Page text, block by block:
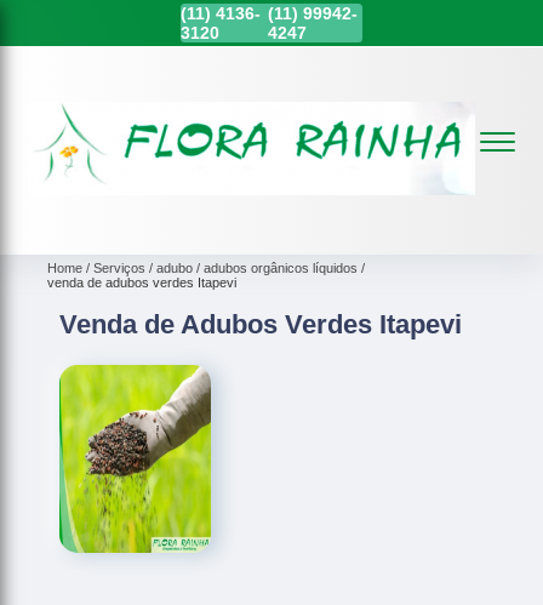
(11) 4136-
3120
(11)99942-
4247
Home Serviços adubo
adubos orgânicos líquidos
venda de adubos verdes Itapevi
Venda de Adubos Verdes Itapevi